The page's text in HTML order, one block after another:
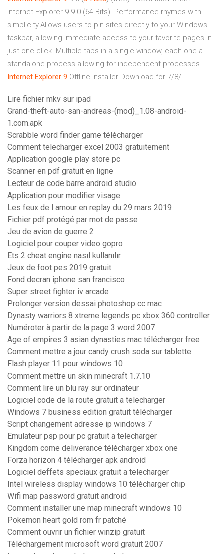
Internet Explorer 9 9.0 (64 Bits). Performance rhymes with
simplicity.Allows users to pin sites directly to your Windows
taskbar, allowing immediate access to your favorite pages in
just one click. Multiple tabs in a single window, each one a
standalone process allowing for independent processes.
Internet Explorer 9 Offline Installer Download for 7/8/…
Lire fichier mkv sur ipad
Grand-theft-auto-san-andreas-(mod)_1.08-android-
1.com.apk
Scrabble word finder game télécharger
Comment telecharger excel 2003 gratuitement
Application google play store pc
Scanner en pdf gratuit en ligne
Lecteur de code barre android studio
Application pour modifier visage
Les feux de l amour en replay du 29 mars 2019
Fichier pdf protégé par mot de passe
Jeu de avion de guerre 2
Logiciel pour couper video gopro
Ets 2 cheat engine nasıl kullanılır
Jeux de foot pes 2019 gratuit
Fond decran iphone san francisco
Super street fighter iv arcade
Prolonger version dessai photoshop cc mac
Dynasty warriors 8 xtreme legends pc xbox 360 controller
Numéroter à partir de la page 3 word 2007
Age of empires 3 asian dynasties mac télécharger free
Comment mettre a jour candy crush soda sur tablette
Flash player 11 pour windows 10
Comment mettre un skin minecraft 1.7.10
Comment lire un blu ray sur ordinateur
Logiciel code de la route gratuit a telecharger
Windows 7 business edition gratuit télécharger
Script changement adresse ip windows 7
Emulateur psp pour pc gratuit a telecharger
Kingdom come deliverance télécharger xbox one
Forza horizon 4 télécharger apk android
Logiciel deffets speciaux gratuit a telecharger
Intel wireless display windows 10 télécharger chip
Wifi map password gratuit android
Comment installer une map minecraft windows 10
Pokemon heart gold rom fr patché
Comment ouvrir un fichier winzip gratuit
Téléchargement microsoft word gratuit 2007